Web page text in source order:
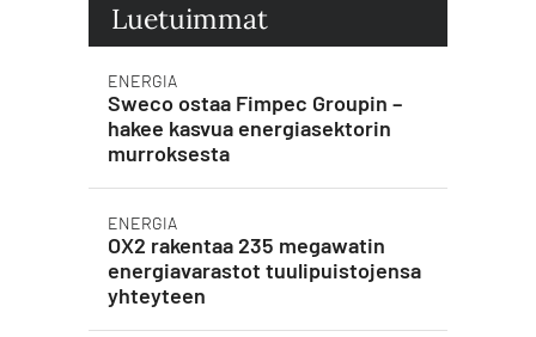
Luetuimmat
ENERGIA
Sweco ostaa Fimpec Groupin –
hakee kasvua energiasektorin
murroksesta
ENERGIA
OX2 rakentaa 235 megawatin
energiavarastot tuulipuistojensa
yhteyteen